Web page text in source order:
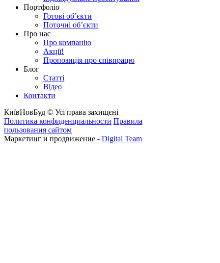
Портфоліо
Готові об’єкти
Поточні об’єкти
Про нас
Про компанію
Акції!
Пропозиція про співпрацю
Блог
Статті
Відео
Контакти
КиївНовБуд © Усі права захищєні
Политика конфиденциальности Правила
пользования сайтом
Маркетинг и продвижение - Digital Team